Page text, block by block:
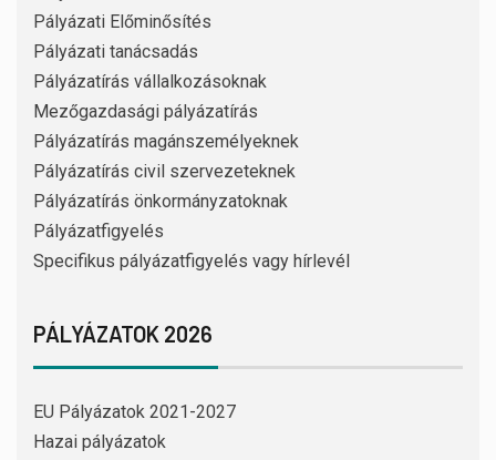
Pályázati Előminősítés
Pályázati tanácsadás
Pályázatírás vállalkozásoknak
Mezőgazdasági pályázatírás
Pályázatírás magánszemélyeknek
Pályázatírás civil szervezeteknek
Pályázatírás önkormányzatoknak
Pályázatfigyelés
Specifikus pályázatfigyelés vagy hírlevél
PÁLYÁZATOK 2026
EU Pályázatok 2021-2027
Hazai pályázatok